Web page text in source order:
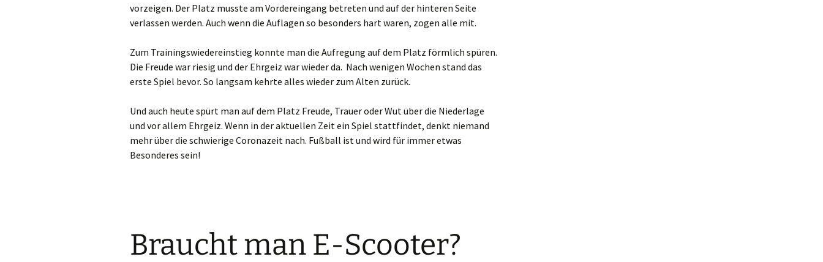
vorzeigen. Der Platz musste am Vordereingang betreten und auf der hinteren Seite
verlassen werden. Auch wenn die Auflagen so besonders hart waren, zogen alle mit.
Zum Trainingswiedereinstieg konnte man die Aufregung auf dem Platz förmlich spüren.
Die Freude war riesig und der Ehrgeiz war wieder da. Nach wenigen Wochen stand das
erste Spiel bevor. So langsam kehrte alles wieder zum Alten zurück.
Und auch heute spürt man auf dem Platz Freude, Trauer oder Wut über die Niederlage
und vor allem Ehrgeiz. Wenn in der aktuellen Zeit ein Spiel stattfindet, denkt niemand
mehr über die schwierige Coronazeit nach. Fußball ist und wird für immer etwas
Besonderes sein!
Braucht man E-Scooter?